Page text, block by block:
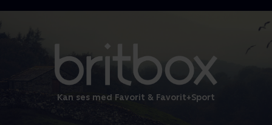
Kan ses med Favorit & Favorit+Sport